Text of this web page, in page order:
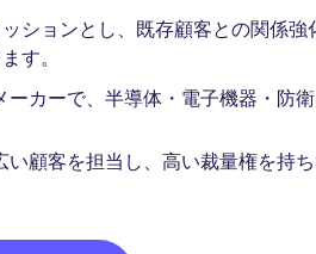
ションとし、既存顧客との関係強
す。
カーで、半導体・電子機器・防
い顧客を担当し、高い裁量権を持